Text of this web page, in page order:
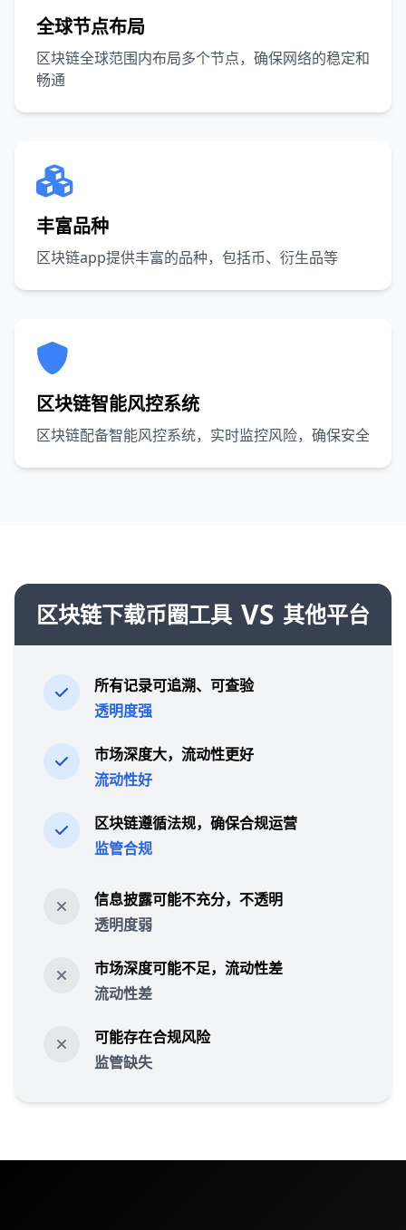
全球节点布局
区块链全球范围内布局多个节点，确保网络的稳定和
畅通
丰富品种
区块链app提供丰富的品种，包括币、衍生品等
区块链智能风控系统
区块链配备智能风控系统，实时监控风险，确保安全
区块链下载币圈工具 VS 其他平台
所有记录可追溯、可查验
透明度强
市场深度大，流动性更好
流动性好
区块链遵循法规，确保合规运营
监管合规
信息披露可能不充分，不透明
透明度弱
市场深度可能不足，流动性差
流动性差
可能存在合规风险
监管缺失